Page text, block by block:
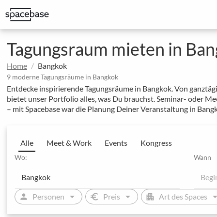
Tagungsraum mieten in
Home Bangkok
9 moderne Tagungsräume in Bangkok
Entdecke inspirierende Tagungsräume in Bangkok. Von
bietet unser Portfolio alles, was Du brauchst. Seminar- oder
– mit Spacebase war die Planung Deiner Veranstaltung in
Alle Meet & Work Events Kongress
Wo: Wann
person Personen arrow_drop_down euro Preis arrow_drop_down apartment Art des Spaces arrow_drop_down